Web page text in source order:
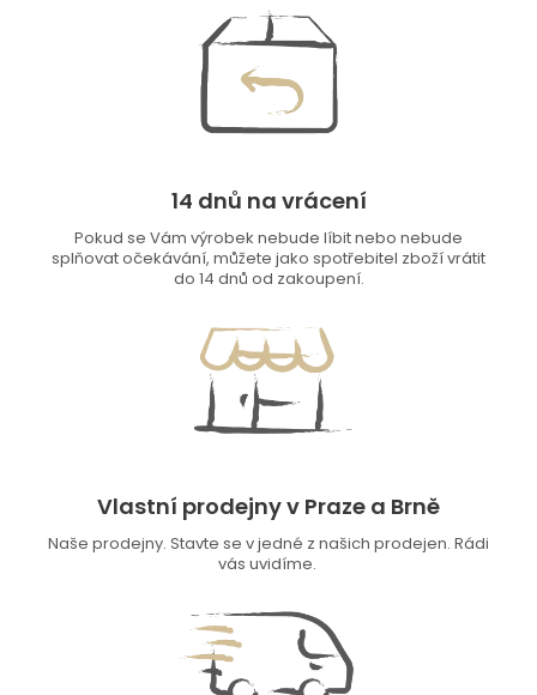
14 dnů na vrácení
Pokud se Vám výrobek nebude líbit nebo nebude
splňovat očekávání, můžete jako spotřebitel zboží vrátit
do 14 dnů od zakoupení.
Vlastní prodejny v Praze a Brně
Naše prodejny. Stavte se v jedné z našich prodejen. Rádi
vás uvidíme.